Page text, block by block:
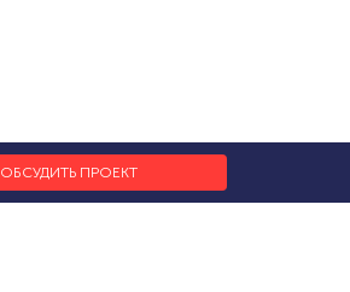
ОБСУДИТЬ ПРОЕКТ